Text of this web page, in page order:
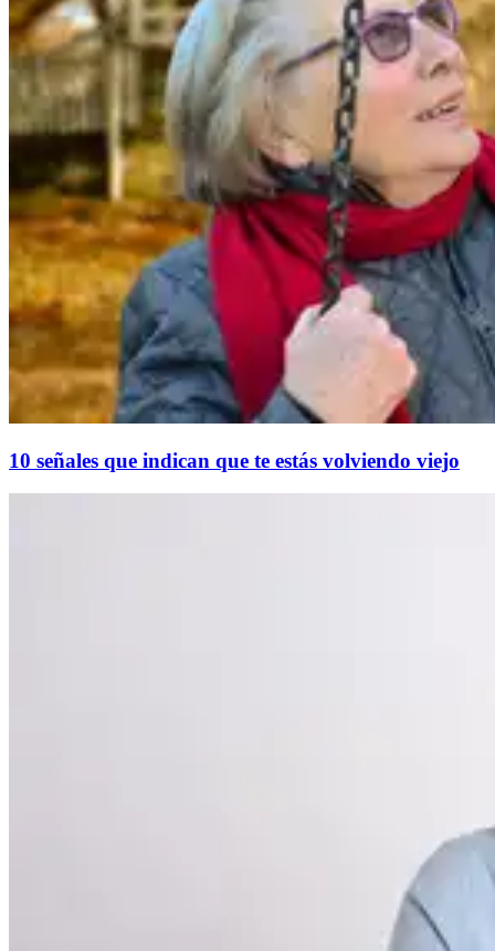
10 señales que indican que te estás volviendo viejo